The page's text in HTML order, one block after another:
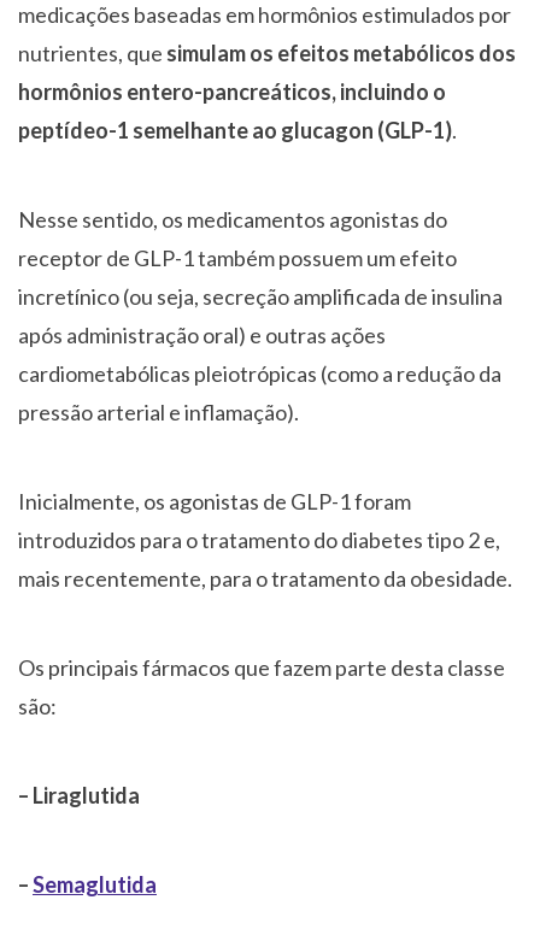
medicações baseadas em hormônios estimulados por
nutrientes, que simulam os efeitos metabólicos dos
hormônios entero-pancreáticos, incluindo o
peptídeo-1 semelhante ao glucagon (GLP-1).
Nesse sentido, os medicamentos agonistas do
receptor de GLP-1 também possuem um efeito
incretínico (ou seja, secreção amplificada de insulina
após administração oral) e outras ações
cardiometabólicas pleiotrópicas (como a redução da
pressão arterial e inflamação).
Inicialmente, os agonistas de GLP-1 foram
introduzidos para o tratamento do diabetes tipo 2 e,
mais recentemente, para o tratamento da obesidade.
Os principais fármacos que fazem parte desta classe
são:
– Liraglutida
–Semaglutida